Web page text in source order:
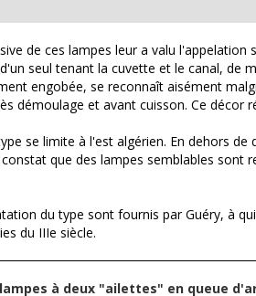
de ces lampes leur a valu l'appelation
seul tenant la cuvette et le canal, de
engobée, se reconnaît aisément
démoulage et avant cuisson. Ce
se limite à l'est algérien. En dehors
que des lampes semblables sont
du type sont fournis par Guéry, à
du IIIe siècle.
2, lampes à deux "ailettes" en queue